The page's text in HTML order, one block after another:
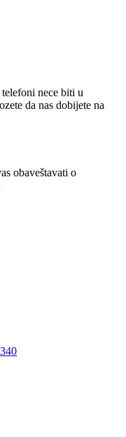
nece biti u
da nas dobijete na
obaveštavati o